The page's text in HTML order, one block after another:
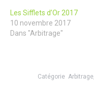
Les Sifflets d’Or 2017
10 novembre 2017
Dans "Arbitrage"
Catégorie Arbitrage,